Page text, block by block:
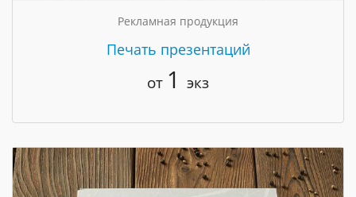
Рекламная продукция
Печать презентаций
от 1 экз